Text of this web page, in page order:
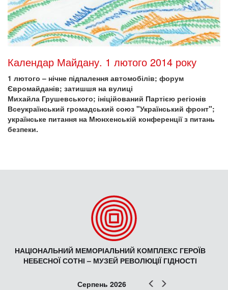
Календар Майдану. 1 лютого 2014 року
1 лютого – нічне підпалення автомобілів; форум
Євромайданів; затишшя на вулиці
Михайла Грушевського; ініційований Партією регіонів
Всеукраїнський громадський союз "Український фронт";
українське питання на Мюнхенській конференції з питань
безпеки.
НАЦІОНАЛЬНИЙ МЕМОРІАЛЬНИЙ КОМПЛЕКС ГЕРОЇВ
НЕБЕСНОЇ СОТНІ – МУЗЕЙ РЕВОЛЮЦІЇ ГІДНОСТІ
Попер
Серпень 2026